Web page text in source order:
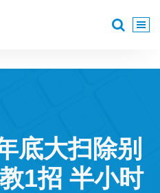
底大扫除别
1招 半小时